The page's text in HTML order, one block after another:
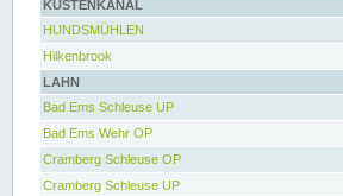
KÜSTENKANAL
HUNDSMÜHLEN
Hilkenbrook
LAHN
Bad Ems Schleuse UP
Bad Ems Wehr OP
Cramberg Schleuse OP
Cramberg Schleuse UP